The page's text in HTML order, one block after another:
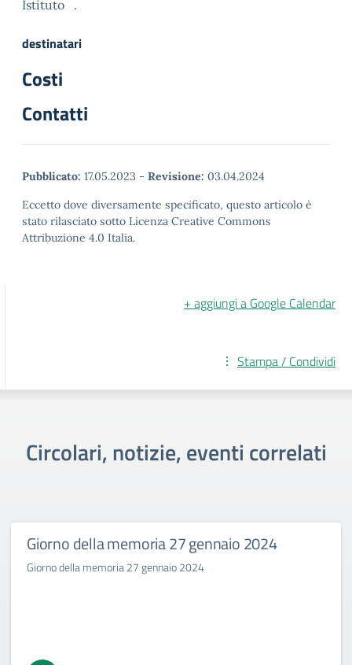
Istituto .
destinatari
Costi
Contatti
Pubblicato: 17.05.2023 - Revisione: 03.04.2024
Eccetto dove diversamente specificato, questo articolo è
stato rilasciato sotto Licenza Creative Commons
Attribuzione 4.0 Italia.
+ aggiungi a Google Calendar
Stampa / Condividi
Circolari, notizie, eventi correlati
Giorno della memoria 27 gennaio 2024
Giorno della memoria 27 gennaio 2024